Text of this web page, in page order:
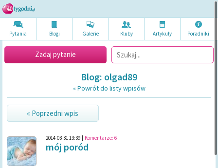
Pytania Blogi Galerie Kluby Artykuły Poradniki
Zadaj pytanie
Blog: olgad89
« Powrót do listy wpisów
« Poprzedni wpis
2014-03-31 13:39 Komentarze: 6
mój poród